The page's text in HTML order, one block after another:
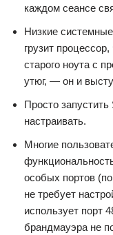
каждом сеансе
Низкие
грузит
старого ноута с
утюг, — он и
Просто
настраивать.
Многие
особых портов
не требует
использует порт
брандмауэра не